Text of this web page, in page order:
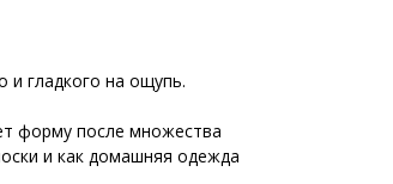
и гладкого на ощупь.
форму после множества
и как домашняя одежда